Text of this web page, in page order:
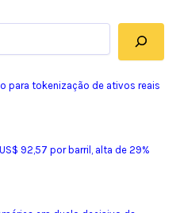
para tokenização de ativos reais
92,57 por barril, alta de 29%